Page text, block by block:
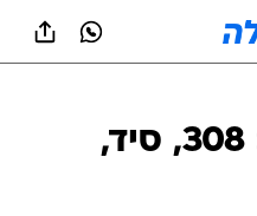
ריסוקים חדשים: 308, סיד,